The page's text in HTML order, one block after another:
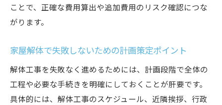
ことで、正確な費用算出や追加費用のリスク確認につな
がります。
家屋解体で失敗しないための計画策定ポイント
解体工事を失敗なく進めるためには、計画段階で全体の
工程や必要な手続きを明確にしておくことが肝要です。
具体的には、解体工事のスケジュール、近隣挨拶、行政